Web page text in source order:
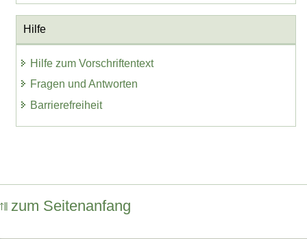
Hilfe
Hilfe zum Vorschriftentext
Fragen und Antworten
Barrierefreiheit
zum Seitenanfang